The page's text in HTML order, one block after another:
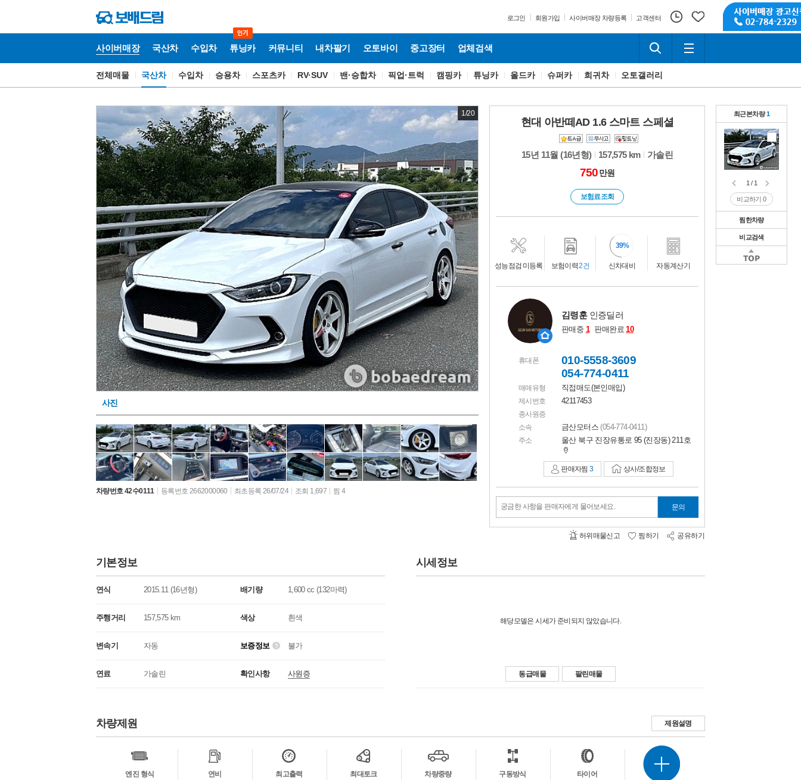
로그인 회원가입 사이버매장 차량등록 고객센터
사이버매장 국산차 수입차 튜닝카 커뮤니티 내차팔기 오토바이 중고장터 업체검색
사
전체매물 국산차 수입차 승용차 스포츠카 RV·SUV 밴·승합차 픽업·트럭 캠핑카 튜닝카 올드카 슈퍼카 희귀차 오토갤러리
1/20
사진
차량번호 42수0111 등록번호 2662000060 최초등록 26/07/24 조회 1,697 찜 4
현대 아반떼AD 1.6 스마트 스페셜
15년 11월 (16년형) 157,575 km 가솔린
750 만원
보험료조회
성능점검 미등록 보험이력2건
39
신차대비 자동계산기
김령훈인증딜러
판매중 1 판매완료10
휴대폰
010-5558-3609
054-774-0411
매매유형 직접매도(본인매입)
제시번호 42117453
종사원증
소속
금산모터스 (054-774-0411)
주소 울산 북구 진장유통로 95 (진장동) 211호
판매자찜3 상사/조합정보
궁금한 사항을 판매자에게 물어보세요. 문의
허위매물신고 찜하기 공유하기
기본정보
연식 2015.11 (16년형) 배기량 1,600 cc (132마력)
주행거리 157,575 km 색상 흰색
변속기 자동 보증정보 불가
연료 가솔린 확인사항 사원증
시세정보
해당모델은 시세가 준비되지 않았습니다.
동급매물 팔린매물
차량제원
제원설명
엔진 형식
연비 최고출력 최대토크 차량중량 구동방식 타이어
최근본차량1
1 / 1
비교하기0
찜한차량
1 / 1
비교하기
비교검색
1 / 1